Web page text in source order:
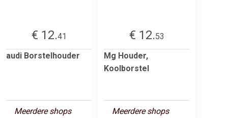
€ 12.41
audi Borstelhouder
Meerdere shops
€ 12.53
Mg Houder,
Koolborstel
Meerdere shops